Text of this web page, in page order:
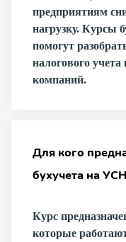
предприятиям
нагрузку. Курсы
помогут
налогового
компаний.
Для кого
бухучета на
Курс
которые